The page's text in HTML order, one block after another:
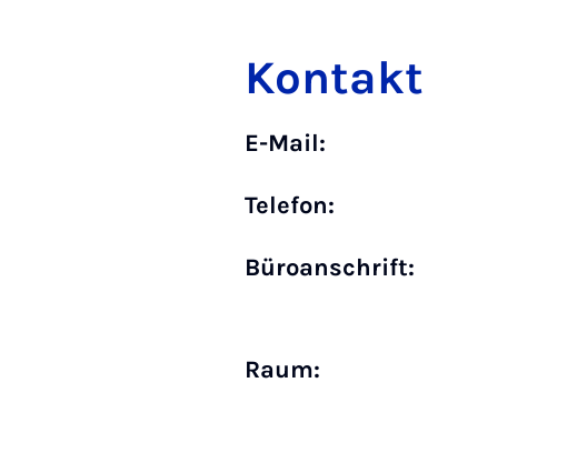
Kontakt
E-Mail:
Telefon:
Büro­anschrift:
Raum: